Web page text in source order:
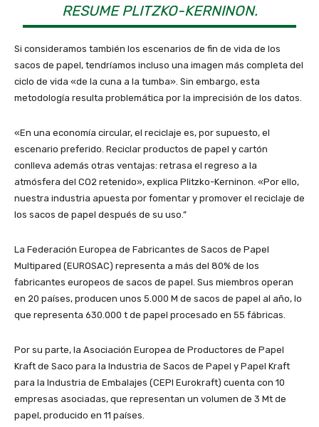
RESUME PLITZKO-KERNINON.
Si consideramos también los escenarios de fin de vida de los
sacos de papel, tendríamos incluso una imagen más completa del
ciclo de vida «de la cuna a la tumba». Sin embargo, esta
metodología resulta problemática por la imprecisión de los datos.
«En una economía circular, el reciclaje es, por supuesto, el
escenario preferido. Reciclar productos de papel y cartón
conlleva además otras ventajas: retrasa el regreso a la
atmósfera del CO2 retenido», explica Plitzko-Kerninon. «Por ello,
nuestra industria apuesta por fomentar y promover el reciclaje de
los sacos de papel después de su uso.”
La Federación Europea de Fabricantes de Sacos de Papel
Multipared (EUROSAC) representa a más del 80% de los
fabricantes europeos de sacos de papel. Sus miembros operan
en 20 países, producen unos 5.000 M de sacos de papel al año, lo
que representa 630.000 t de papel procesado en 55 fábricas.
Por su parte, la Asociación Europea de Productores de Papel
Kraft de Saco para la Industria de Sacos de Papel y Papel Kraft
para la Industria de Embalajes (CEPI Eurokraft) cuenta con 10
empresas asociadas, que representan un volumen de 3 Mt de
papel, producido en 11 países.